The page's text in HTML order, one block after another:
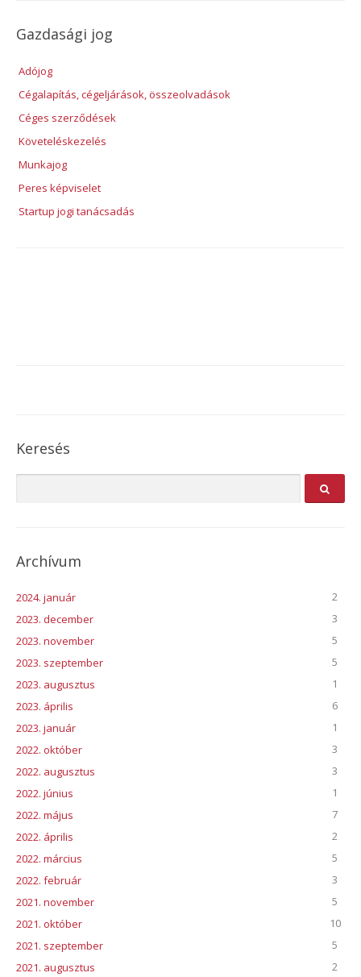
Gazdasági jog
Adójog
Cégalapítás, cégeljárások, összeolvadások
Céges szerződések
Követeléskezelés
Munkajog
Peres képviselet
Startup jogi tanácsadás
Keresés
Archívum
2024. január
2
2023. december
3
2023. november
5
2023. szeptember
5
2023. augusztus
1
2023. április
6
2023. január
1
2022. október
3
2022. augusztus
3
2022. június
1
2022. május
7
2022. április
2
2022. március
5
2022. február
3
2021. november
5
2021. október
10
2021. szeptember
5
2021. augusztus
2